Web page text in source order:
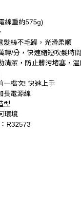
線重約575g)
髮絲不毛躁，光滑柔順
轉/分，快速縮短吹髮時間
清潔，防止髒污堵塞，
一檔次! 快速上手
長電源線
型
環境
： R32573